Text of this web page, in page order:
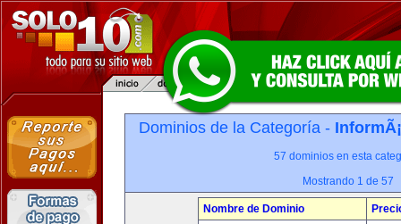
Dominios de la Categoría -
57 dominios en esta
Mostrando 1 de 57
Nombre de Dominio